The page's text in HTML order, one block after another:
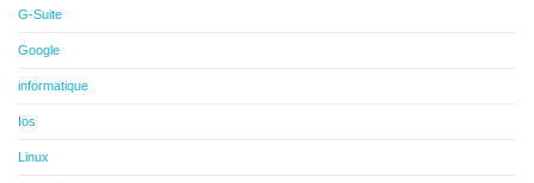
G-Suite
Google
informatique
Ios
Linux